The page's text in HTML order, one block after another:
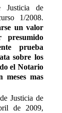
Justicia de
1/2008.
un valor
prueba
sobre los
el Notario
meses mas
Justicia de
de 2009,